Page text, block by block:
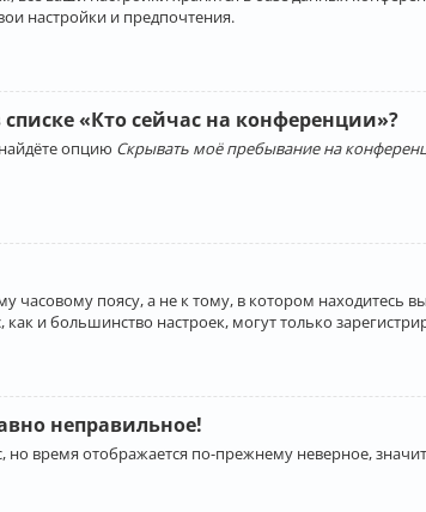
настройки и предпочтения.
«Кто сейчас на конференции»?
опцию Скрывать моё пребывание на
поясу, а не к тому, в котором находитесь
и большинство настроек, могут только
неправильное!
время отображается по-прежнему неверное,